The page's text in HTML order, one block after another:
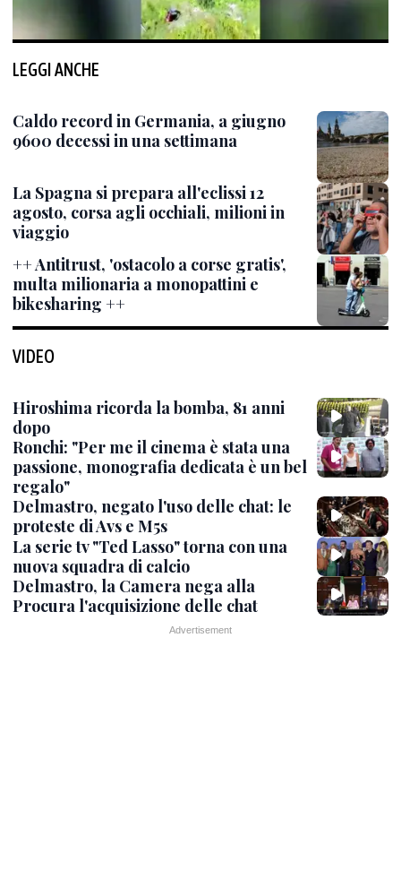
LEGGI ANCHE
Caldo record in Germania, a giugno
9600 decessi in una settimana
La Spagna si prepara all'eclissi 12
agosto, corsa agli occhiali, milioni in
viaggio
++ Antitrust, 'ostacolo a corse gratis',
multa milionaria a monopattini e
bikesharing ++
VIDEO
Hiroshima ricorda la bomba, 81 anni
dopo
Ronchi: "Per me il cinema è stata una
passione, monografia dedicata è un bel
regalo"
Delmastro, negato l'uso delle chat: le
proteste di Avs e M5s
La serie tv "Ted Lasso" torna con una
nuova squadra di calcio
Delmastro, la Camera nega alla
Procura l'acquisizione delle chat